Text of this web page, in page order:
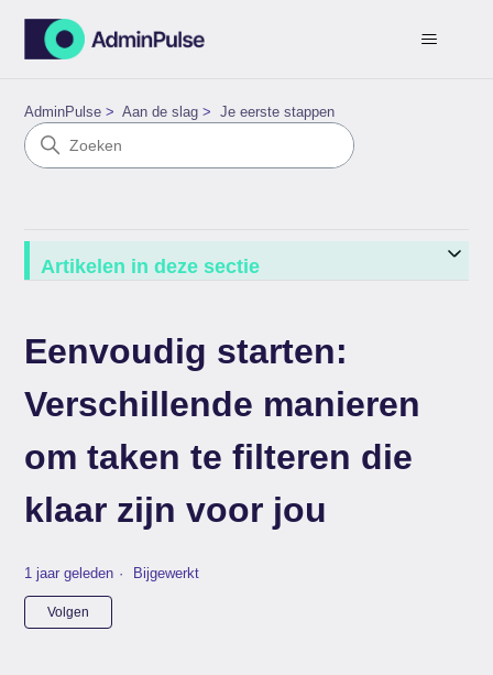
AdminPulse Aan de slag Je eerste stappen
Artikelen in deze sectie
Eenvoudig starten:
Verschillende manieren
om taken te filteren die
klaar zijn voor jou
1 jaar geleden Bijgewerkt
Volgen